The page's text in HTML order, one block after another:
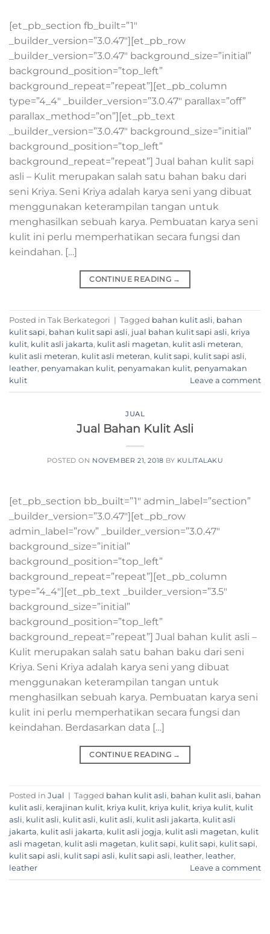
[et_pb_section fb_built=”1″
_builder_version=”3.0.47″][et_pb_row
_builder_version=”3.0.47″ background_size=”initial”
background_position=”top_left”
background_repeat=”repeat”][et_pb_column
type=”4_4″ _builder_version=”3.0.47″ parallax=”off”
parallax_method=”on”][et_pb_text
_builder_version=”3.0.47″ background_size=”initial”
background_position=”top_left”
background_repeat=”repeat”] Jual bahan kulit sapi
asli – Kulit merupakan salah satu bahan baku dari
seni Kriya. Seni Kriya adalah karya seni yang dibuat
menggunakan keterampilan tangan untuk
menghasilkan sebuah karya. Pembuatan karya seni
kulit ini perlu memperhatikan secara fungsi dan
keindahan. […]
CONTINUE READING →
Posted in Tak Berkategori | Tagged bahan kulit asli, bahan
kulit sapi, bahan kulit sapi asli, jual bahan kulit sapi asli, kriya
kulit, kulit asli jakarta, kulit asli magetan, kulit asli meteran,
kulit asli meteran, kulit asli meteran, kulit sapi, kulit sapi asli,
leather, penyamakan kulit, penyamakan kulit, penyamakan
kulit
Leave a comment
JUAL
Jual Bahan Kulit Asli
POSTED ON NOVEMBER 21, 2018 BY KULITALAKU
[et_pb_section bb_built=”1″ admin_label=”section”
_builder_version=”3.0.47″][et_pb_row
admin_label=”row” _builder_version=”3.0.47″
background_size=”initial”
background_position=”top_left”
background_repeat=”repeat”][et_pb_column
type=”4_4″][et_pb_text _builder_version=”3.5″
background_size=”initial”
background_position=”top_left”
background_repeat=”repeat”] Jual bahan kulit asli –
Kulit merupakan salah satu bahan baku dari seni
Kriya. Seni Kriya adalah karya seni yang dibuat
menggunakan keterampilan tangan untuk
menghasilkan sebuah karya. Pembuatan karya seni
kulit ini perlu memperhatikan secara fungsi dan
keindahan. Berdasarkan data […]
CONTINUE READING →
Posted in Jual | Tagged bahan kulit asli, bahan kulit asli, bahan
kulit asli, kerajinan kulit, kriya kulit, kriya kulit, kriya kulit, kulit
asli, kulit asli, kulit asli, kulit asli, kulit asli jakarta, kulit asli
jakarta, kulit asli jakarta, kulit asli jogja, kulit asli magetan, kulit
asli magetan, kulit asli magetan, kulit sapi, kulit sapi, kulit sapi,
kulit sapi asli, kulit sapi asli, kulit sapi asli, leather, leather,
leather
Leave a comment